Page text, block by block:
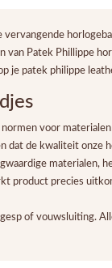
van Patek Phillippe
je patek philippe
voor
dat de kwaliteit
product precies
of vouwsluiting.